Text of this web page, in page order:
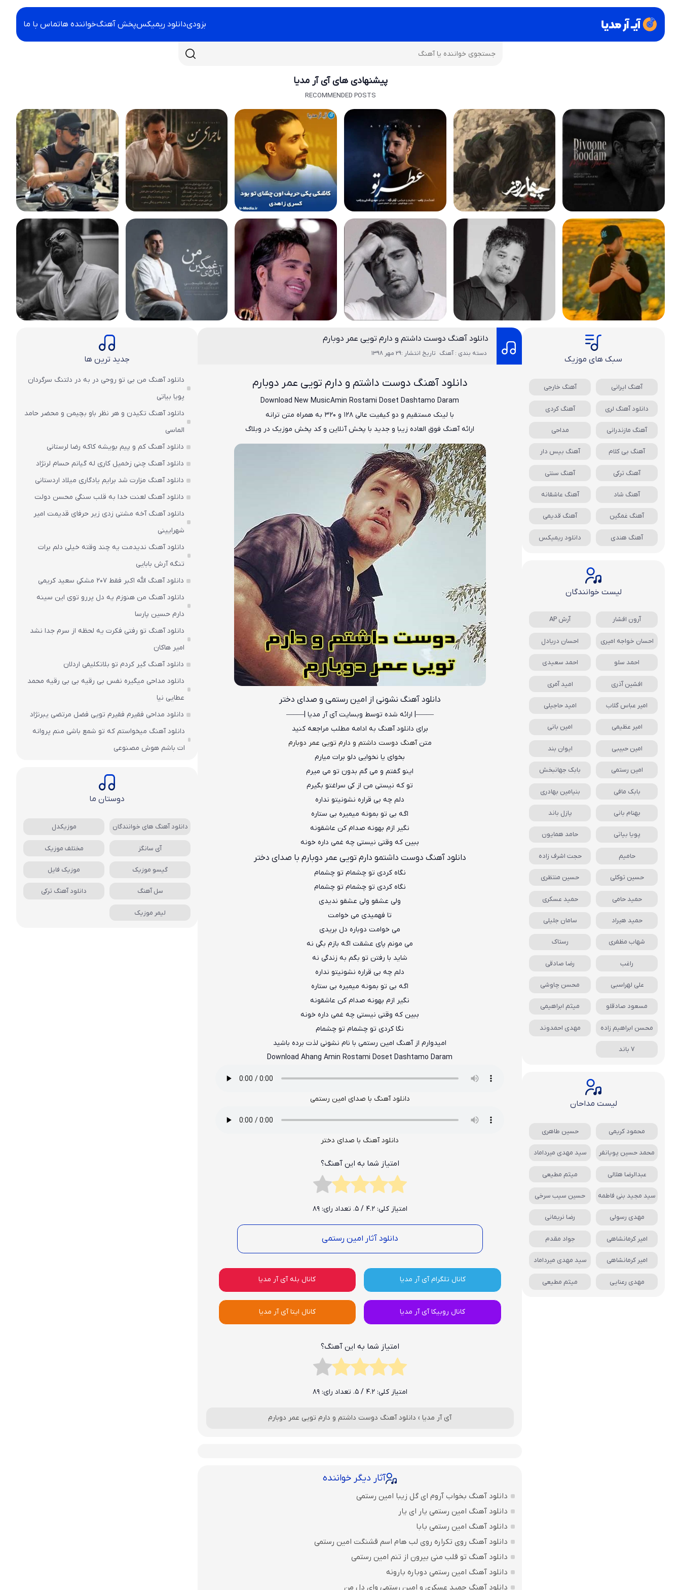
بزودیدانلود ریمیکسپخش آهنگخواننده هاتماس با ما
پیشنهادی های آی آر مدیا
RECOMMENDED POSTS
دانلود آهنگ دوست داشتم و دارم تویی عمر دوبارم
دسته بندی : آهنگ تاریخ انتشار :29 مهر 1398
دانلود آهنگ دوست داشتم و دارم تویی عمر دوبارم
Download New MusicAmin Rostami Doset Dashtamo Daram
با لینک مستقیم و دو کیفیت عالی ۱۲۸ و ۳۲۰ به همراه متن ترانه
ارائه آهنگ فوق العاده زیبا و جدید با پخش آنلاین و کد پخش موزیک در وبلاگ
دانلود آهنگ نشونی از امین رستمی و صدای دختر
——–| ارائه شده توسط وبسایت آی آر مدیا |—–—
برای دانلود آهنگ به ادامه مطلب مراجعه کنید
متنآهنگ دوست داشتم و دارم تویی عمر دوبارم
بخوای یا نخوایی دلو برات میارم
اینو گفتم و می گم بدون تو می میرم
تو که نیستی من از کی سراغتو بگیرم
دلم چه بی قراره نشونیتو نداره
اگه بی تو بمونه میمیره بی ستاره
نگیر ازم بهونه صدام کن عاشقونه
ببین که وقتی نیستی چه غمی داره خونه
دانلود آهنگ دوست داشتمو دارم تویی عمر دوبارم با صدای دختر
نگاه کردی تو چشمام تو چشمام
نگاه کردی تو چشمام تو چشمام
ولی عشقو ولی عشقو ندیدی
تا فهمیدی می خوامت
می خوامت دوباره دل بریدی
می مونم پای عشقت اگه بازم بگی نه
شاید با رفتن تو بگم به زندگی نه
دلم چه بی قراره نشونیتو نداره
اگه بی تو بمونه میمیره بی ستاره
نگیر ازم بهونه صدام کن عاشقونه
ببین که وقتی نیستی چه غمی داره خونه
نگا کردی تو چشمام تو چشمام
امیدوارم از آهنگ امین رستمی با نام نشونی لذت برده باشید
Download Ahang Amin Rostami Doset Dashtamo Daram
دانلود آهنگ با صدای امین رستمی
دانلود آهنگ با صدای دختر
امتیاز شما به این آهنگ؟
امتیاز کلی:4.2 / 5. تعداد رای: 89
دانلود آثار امین رستمی
کانال تلگرام آی آر مدیا کانال بله آی آر مدیا
کانال روبیکا آی آر مدیا کانال ایتا آی آر مدیا
امتیاز شما به این آهنگ؟
امتیاز کلی:4.2 / 5. تعداد رای: 89
آی آر مدیا › دانلود آهنگ دوست داشتم و دارم تویی عمر دوبارم
آثار دیگر خواننده
دانلود آهنگ بخواب آروم ای گل زیبا امین رستمی
دانلود آهنگ امین رستمی یار ای یار
دانلود آهنگ امین رستمی بابا
دانلود آهنگ روی تکراره روی لب هام اسم قشنگت امین رستمی
دانلود آهنگ تو قلب منی بیرون از تنم امین رستمی
دانلود آهنگ امین رستمی دوباره بارونه
دانلود آهنگ حمید عسکری و امین رستمی وای دل من
سبک های موزیک
آهنگ ایرانی آهنگ خارجی
دانلود آهنگ لری آهنگ کردی
آهنگ مازندرانی مداحی
آهنگ بی کلام آهنگ بیس دار
آهنگ ترکی آهنگ سنتی
آهنگ شاد آهنگ عاشقانه
آهنگ غمگین آهنگ قدیمی
آهنگ هندی دانلود ریمیکس
لیست خوانندگان
آرون افشار آرش AP
احسان خواجه امیری احسان دریادل
احمد سلو احمد سعیدی
افشین آذری امید آمری
امیر عباس گلاب امید حاجیلی
امیر عظیمی امین بانی
امین حبیبی ایوان بند
امین رستمی بابک جهانبخش
بابک مافی بنیامین بهادری
بهنام بانی پازل باند
پویا بیاتی حامد همایون
حامیم حجت اشرف زاده
حسین توکلی حسین منتظری
حمید حامی حمید عسکری
حمید هیراد سامان جلیلی
شهاب مظفری رستاک
راغب رضا صادقی
علی لهراسبی محسن چاوشی
مسعود صادقلو میثم ابراهیمی
محسن ابراهیم زاده مهدی احمدوند
7 باند
لیست مداحان
محمود کریمی حسین طاهری
محمد حسین پویانفر سید مهدی میرداماد
عبدالرضا هلالی میثم مطیعی
سید مجید بنی فاطمه حسین سیب سرخی
مهدی رسولی رضا نریمانی
امیر کرمانشاهی جواد مقدم
امیر کرمانشاهی سید مهدی میرداماد
مهدی رعنایی میثم مطیعی
جدید ترین ها
دانلود آهنگ من بی تو روحی در به در دلتنگ سرگردان
پویا بیاتی
دانلود آهنگ تکیدن و هر نظر باو بچیمن و محضر حامد
الماسی
دانلود آهنگ کم و پیم بویشه کاکه رضا لرستانی
دانلود آهنگ چنی زخمیل کاری له گیانم حسام لرنژاد
دانلود آهنگ مزارت شد برایم یادگاری میلاد اردستانی
دانلود آهنگ لعنت خدا به قلب سنگی محسن دولت
دانلود آهنگ آخه مشتی زدی زیر حرفای قدیمت امیر
شهرایینی
دانلود آهنگ ندیدمت یه چند وقته خیلی دلم برات
تنگه آرش بابایی
دانلود آهنگ الله اکبر فقط 207 مشکی سعید کریمی
دانلود آهنگ من هنوزم یه دل پررو توی این سینه
دارم حسین پارسا
دانلود آهنگ تو رفتی فکرت یه لحظه از سرم جدا نشد
امیر هاکان
دانلود آهنگ گیر کردم تو بلاتکلیفی اردلان
دانلود مداحی میگیره نفس بی رقیه بی بی رقیه محمد
عطایی نیا
دانلود مداحی فقیرم فقیرم تویی فضل مرتضی یبرنژاد
دانلود آهنگ میخواستم که تو شمع باشی منم پروانه
ات باشم هوش مصنوعی
دوستان ما
دانلود آهنگ های خوانندگان موزیکدل
آی سانگز مختلف موزیک
گیسو موزیک موزیک فایل
سل آهنگ دانلود آهنگ ترکی
لیمر موزیک